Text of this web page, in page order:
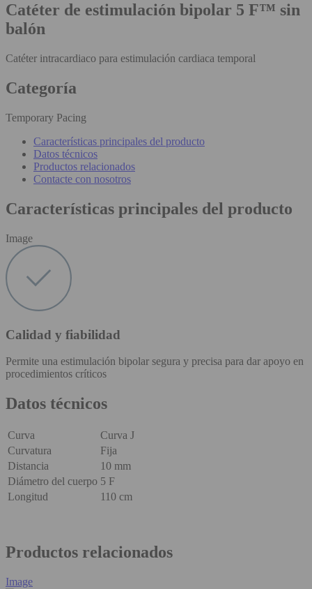
Catéter de estimulación bipolar 5 F™ sin
balón
Catéter intracardiaco para estimulación cardiaca temporal
Categoría
Temporary Pacing
Características principales del producto
Datos técnicos
Productos relacionados
Contacte con nosotros
Características principales del producto
Image
Calidad y fiabilidad
Permite una estimulación bipolar segura y precisa para dar apoyo en
procedimientos críticos
Datos técnicos
Curva
Curva J
Curvatura
Fija
Distancia
10 mm
Diámetro del cuerpo 5 F
Longitud
110 cm
Productos relacionados
Image